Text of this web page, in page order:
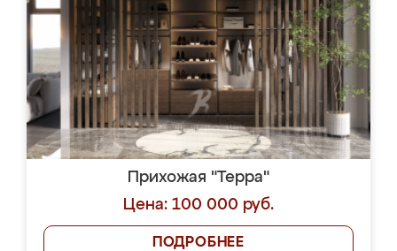
Прихожая "Терра"
Цена: 100 000 руб.
ПОДРОБНЕЕ